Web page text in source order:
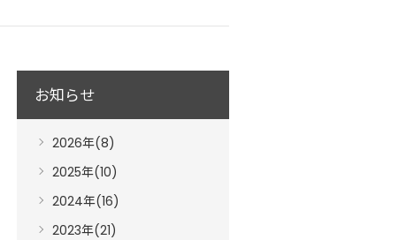
お知らせ
2026年(8)
2025年(10)
2024年(16)
2023年(21)